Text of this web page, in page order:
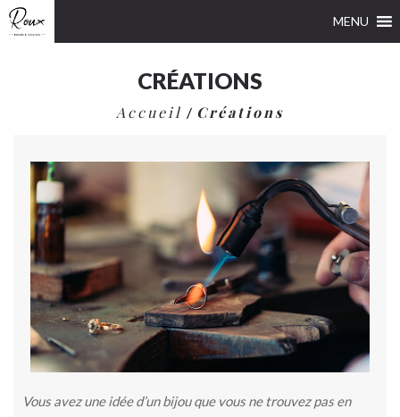
MENU
CRÉATIONS
Accueil / Créations
Vous avez une idée d’un bijou que vous ne trouvez pas en